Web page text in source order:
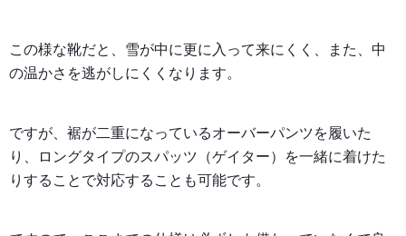
この様な靴だと、雪が中に更に入って来にくく、また、中
の温かさを逃がしにくくなります。
ですが、裾が二重になっているオーバーパンツを履いた
り、ロングタイプのスパッツ（ゲイター）を一緒に着けた
りすることで対応することも可能です。